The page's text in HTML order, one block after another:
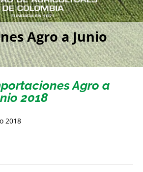
Agro a Junio
Agro a
2018
2018